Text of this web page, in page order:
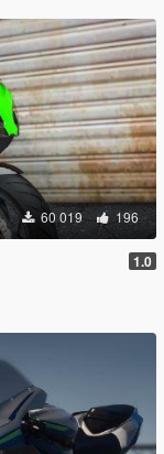
60 019 196
1.0